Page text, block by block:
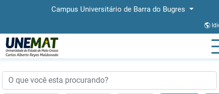
Campus Universitário de Barra do Bugres
Página Inicial